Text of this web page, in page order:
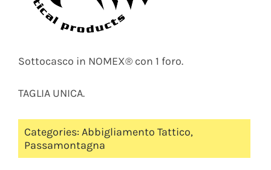
Sottocasco in NOMEX® con 1 foro.
TAGLIA UNICA.
Categories: Abbigliamento Tattico,
Passamontagna